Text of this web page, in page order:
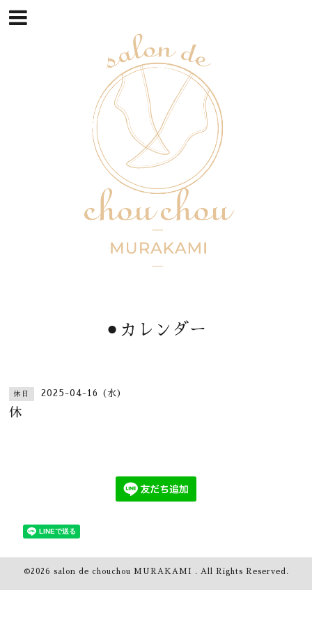
⚫︎カレンダー
休日 2025-04-16 (水)
休
©2026 salon de chouchou MURAKAMI . All Rights Reserved.